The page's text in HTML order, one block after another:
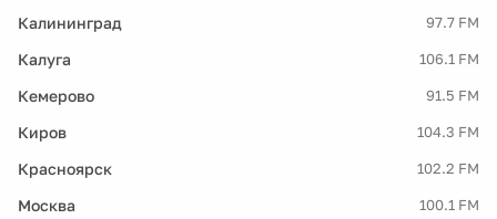
Калининград 97.7 FM
Калуга 106.1 FM
Кемерово 91.5 FM
Киров 104.3 FM
Красноярск 102.2 FM
Москва 100.1 FM